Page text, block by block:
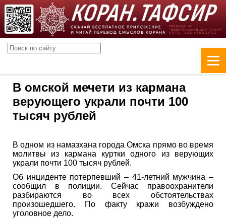
В омской мечети из кармана
верующего украли почти 100
тысяч рублей
В одном из намазхана города Омска прямо во время
молитвы из кармана куртки одного из верующих
украли почти 100 тысяч рублей.
Об инциденте потерпевший – 41-летний мужчина –
сообщил в полиции. Сейчас правоохранители
разбираются во всех обстоятельствах
произошедшего. По факту кражи возбуждено
уголовное дело.